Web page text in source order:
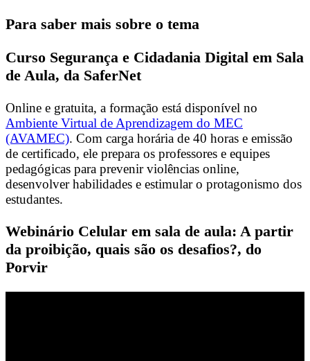
Para saber mais sobre o tema
Curso Segurança e Cidadania Digital em Sala
de Aula, da SaferNet
Online e gratuita, a formação está disponível no
Ambiente Virtual de Aprendizagem do MEC
(AVAMEC). Com carga horária de 40 horas e emissão
de certificado, ele prepara os professores e equipes
pedagógicas para prevenir violências online,
desenvolver habilidades e estimular o protagonismo dos
estudantes.
Webinário Celular em sala de aula: A partir
da proibição, quais são os desafios?, do
Porvir